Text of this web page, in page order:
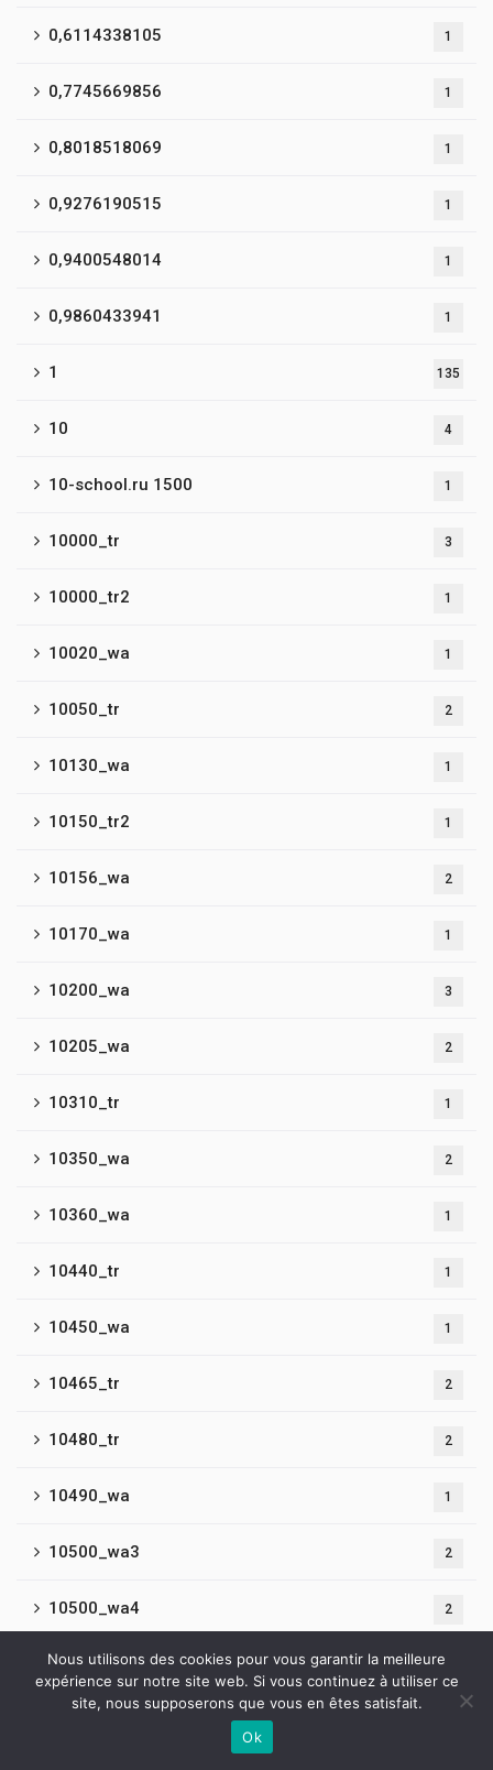
0,6114338105 1
0,7745669856 1
0,8018518069 1
0,9276190515 1
0,9400548014 1
0,9860433941 1
1 135
10 4
10-school.ru 1500 1
10000_tr 3
10000_tr2 1
10020_wa 1
10050_tr 2
10130_wa 1
10150_tr2 1
10156_wa 2
10170_wa 1
10200_wa 3
10205_wa 2
10310_tr 1
10350_wa 2
10360_wa 1
10440_tr 1
10450_wa 1
10465_tr 2
10480_tr 2
10490_wa 1
10500_wa3 2
10500_wa4 2
10510_tr
Nous utilisons des cookies pour vous garantir la meilleure
expérience sur notre site web. Si vous continuez à utiliser ce
site, nous supposerons que vous en êtes satisfait.
Ok